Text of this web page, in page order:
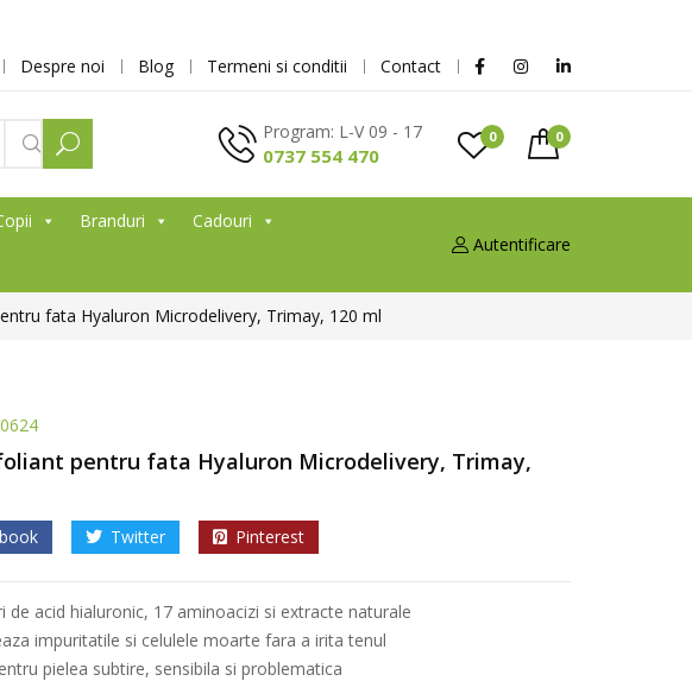
Despre noi Blog Termeni si conditii Contact
Program: L-V 09 - 17
0737 554 470
0 0
Branduri Cadouri
Autentificare
fata Hyaluron Microdelivery, Trimay, 120 ml
pentru fata Hyaluron Microdelivery, Trimay,
Twitter Pinterest
de acid hialuronic, 17 aminoacizi si extracte naturale
impuritatile si celulele moarte fara a irita tenul
pielea subtire, sensibila si problematica